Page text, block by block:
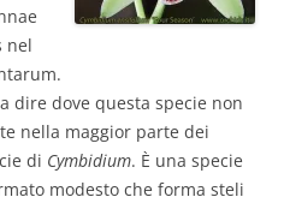
nel
dire dove questa specie non
nella maggior parte dei
di Cymbidium. È una specie
modesto che forma steli